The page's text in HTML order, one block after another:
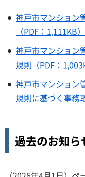
神戸市マンション
（PDF：1,111KB）
神戸市マンション
規則（PDF：
神戸市マンション
規則に基づく事務
過去のお知ら